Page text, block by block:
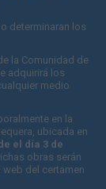
determinaran los
la Comunidad de
adquirirá los
medio
en la
ubicada en
el día 3 de
obras serán
del certamen